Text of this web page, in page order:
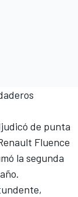
de punta
Fluence
la segunda